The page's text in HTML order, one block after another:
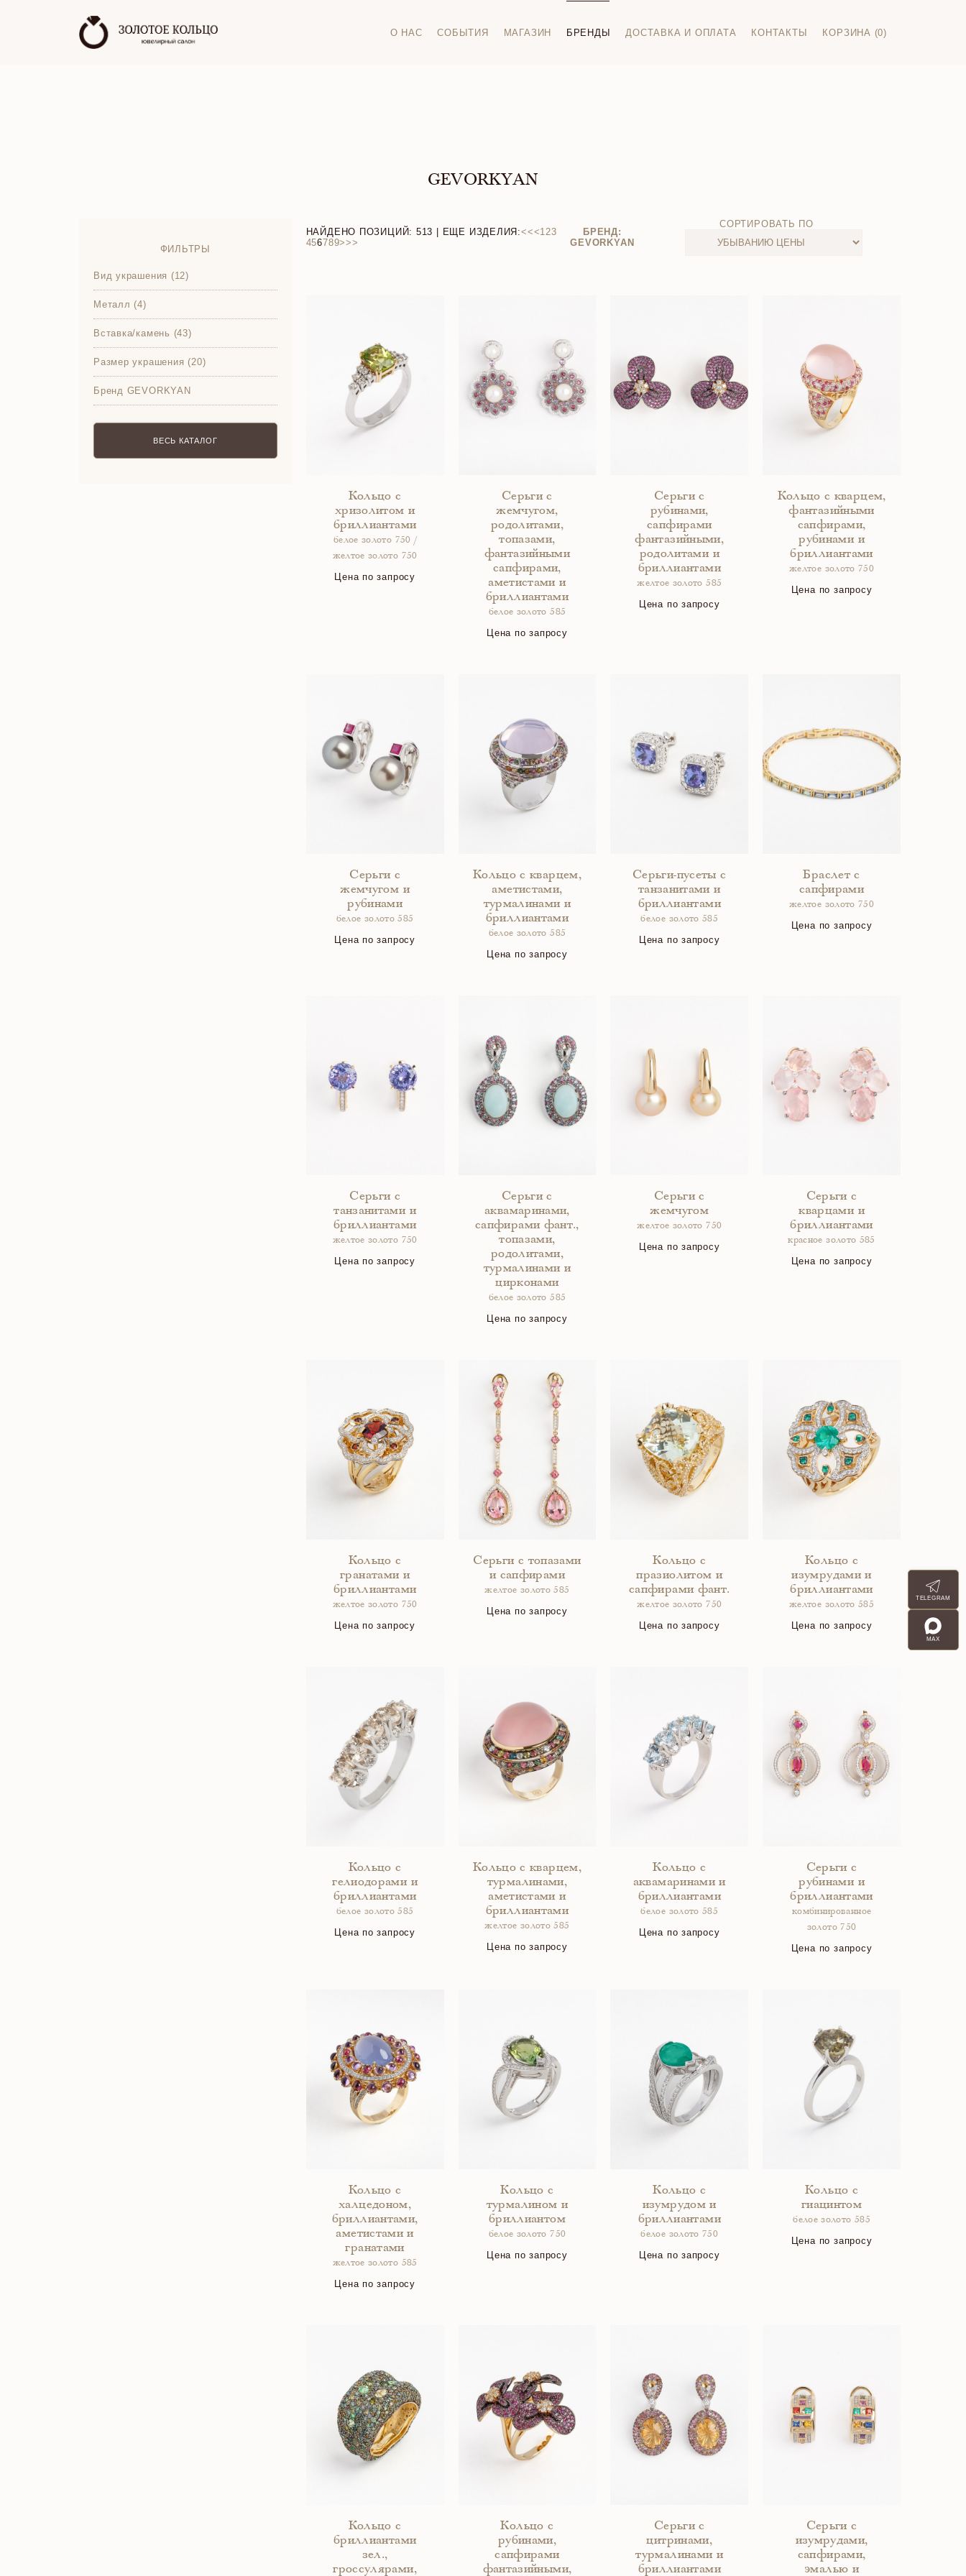
О НАС СОБЫТИЯ МАГАЗИН БРЕНДЫ ДОСТАВКА И ОПЛАТА КОНТАКТЫ КОРЗИНА (0)
GEVORKYAN
ФИЛЬТРЫ
Вид украшения (12)
Металл (4)
Вставка/камень (43)
Размер украшения (20)
Бренд GEVORKYAN
ВЕСЬ КАТАЛОГ
НАЙДЕНО ПОЗИЦИЙ: 513 | ЕЩЕ ИЗДЕЛИЯ:<<<123
456789>>>
БРЕНД:
GEVORKYAN
СОРТИРОВАТЬ ПО
Кольцо с
хризолитом и
бриллиантами
белое золото 750 /
желтое золото 750
Цена по запросу
Серьги с
жемчугом,
родолитами,
топазами,
фантазийными
сапфирами,
аметистами и
бриллиантами
белое золото 585
Цена по запросу
Серьги с
рубинами,
сапфирами
фантазийными,
родолитами и
бриллиантами
желтое золото 585
Цена по запросу
Кольцо с кварцем,
фантазийными
сапфирами,
рубинами и
бриллиантами
желтое золото 750
Цена по запросу
Серьги с
жемчугом и
рубинами
белое золото 585
Цена по запросу
Кольцо с кварцем,
аметистами,
турмалинами и
бриллиантами
белое золото 585
Цена по запросу
Серьги-пусеты с
танзанитами и
бриллиантами
белое золото 585
Цена по запросу
Браслет с
сапфирами
желтое золото 750
Цена по запросу
Серьги с
танзанитами и
бриллиантами
желтое золото 750
Цена по запросу
Серьги с
аквамаринами,
сапфирами фант.,
топазами,
родолитами,
турмалинами и
цирконами
белое золото 585
Цена по запросу
Серьги с
жемчугом
желтое золото 750
Цена по запросу
Серьги с
кварцами и
бриллиантами
красное золото 585
Цена по запросу
Кольцо с
гранатами и
бриллиантами
желтое золото 750
Цена по запросу
Серьги с топазами
и сапфирами
желтое золото 585
Цена по запросу
Кольцо с
празиолитом и
сапфирами фант.
желтое золото 750
Цена по запросу
Кольцо с
изумрудами и
бриллиантами
желтое золото 585
Цена по запросу
Кольцо с
гелиодорами и
бриллиантами
белое золото 585
Цена по запросу
Кольцо с кварцем,
турмалинами,
аметистами и
бриллиантами
желтое золото 585
Цена по запросу
Кольцо с
аквамаринами и
бриллиантами
белое золото 585
Цена по запросу
Серьги с
рубинами и
бриллиантами
комбинированное
золото 750
Цена по запросу
Кольцо с
халцедоном,
бриллиантами,
аметистами и
гранатами
желтое золото 585
Цена по запросу
Кольцо с
турмалином и
бриллиантом
белое золото 750
Цена по запросу
Кольцо с
изумрудом и
бриллиантами
белое золото 750
Цена по запросу
Кольцо с
гиацинтом
белое золото 585
Цена по запросу
Кольцо с
бриллиантами
зел.,
гроссулярами,
Кольцо с
рубинами,
сапфирами
фантазийными,
Серьги с
цитринами,
турмалинами и
бриллиантами
Серьги с
изумрудами,
сапфирами,
эмалью и
TELEGRAM
MAX